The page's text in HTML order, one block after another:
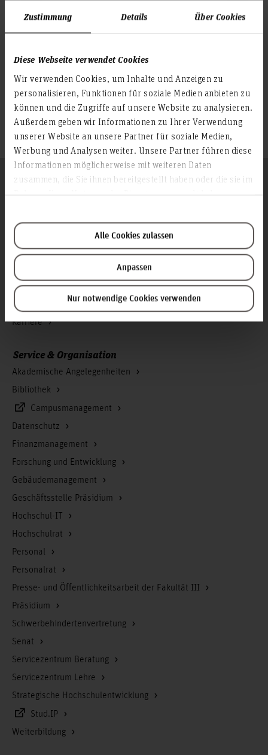
Zustimmung Details Über Cookies
Diese Webseite verwendet Cookies
Wir verwenden Cookies, um Inhalte und Anzeigen zu
personalisieren, Funktionen für soziale Medien anbieten zu
können und die Zugriffe auf unsere Website zu analysieren.
Außerdem geben wir Informationen zu Ihrer Verwendung
unserer Website an unsere Partner für soziale Medien,
Werbung und Analysen weiter. Unsere Partner führen diese
Informationen möglicherweise mit weiteren Daten
zusammen, die Sie ihnen bereitgestellt haben oder die sie im
Alle Cookies zulassen
Anpassen
Nur notwendige Cookies verwenden
fordert jedoch gerade für diese Bauwerke intelligente
Lösungen im Bereich des Energieverbrauchs, der
Bestandsgebäude.
Zum Seitenanfang
Infos zur Hochschule
Kontakt und Anreise
Startseite Hochschule Hannover
Presse
Personensuche
Karriere
Folgen Sie uns
Service & Organisation
Akademische Angelegenheiten
Bibliothek
Campusmanagement
Datenschutz
Finanzmanagement
Forschung und Entwicklung
Gebäudemanagement
Geschäftsstelle Präsidium
Hochschul-IT
Hochschulrat
Personal
Personalrat
Presse- und Öffentlichkeitsarbeit der Fakultät III
Präsidium
Schwerbehindertenvertretung
Senat
Servicezentrum Beratung
Servicezentrum Lehre
Strategische Hochschulentwicklung
Stud.IP
Weiterbildung